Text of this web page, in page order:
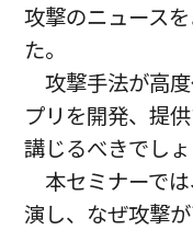
攻撃のニュース
た。
攻撃手法が高
プリを開発、提
講じるべきでしょ
本セミナーで
演し、なぜ攻撃